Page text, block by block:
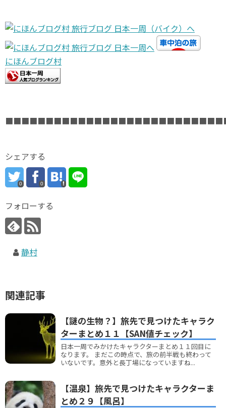
にほんブログ村
シェアする
0 0
フォローする
静村
関連記事
【謎の生物？】旅先で見つけたキャラク
ターまとめ１１【SAN値チェック】
日本一周でみかけたキャラクターまとめ１１回目に
なります。 まだこの時点で、旅の前半戦も終わって
いないです。意外と長丁場になっていますね...
【温泉】旅先で見つけたキャラクターま
とめ２９【風呂】